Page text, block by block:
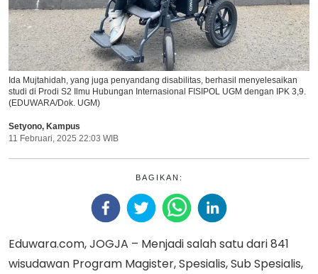
Ida Mujtahidah, yang juga penyandang disabilitas, berhasil menyelesaikan
studi di Prodi S2 Ilmu Hubungan Internasional FISIPOL UGM dengan IPK 3,9.
(EDUWARA/Dok. UGM)
Setyono, Kampus
11 Februari, 2025 22:03 WIB
BAGIKAN:
Eduwara.com, JOGJA – Menjadi salah satu dari 841
wisudawan Program Magister, Spesialis, Sub Spesialis,